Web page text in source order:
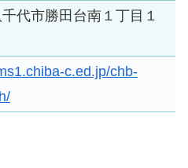
代市勝田台南１丁目１
c.ed.jp/chb-